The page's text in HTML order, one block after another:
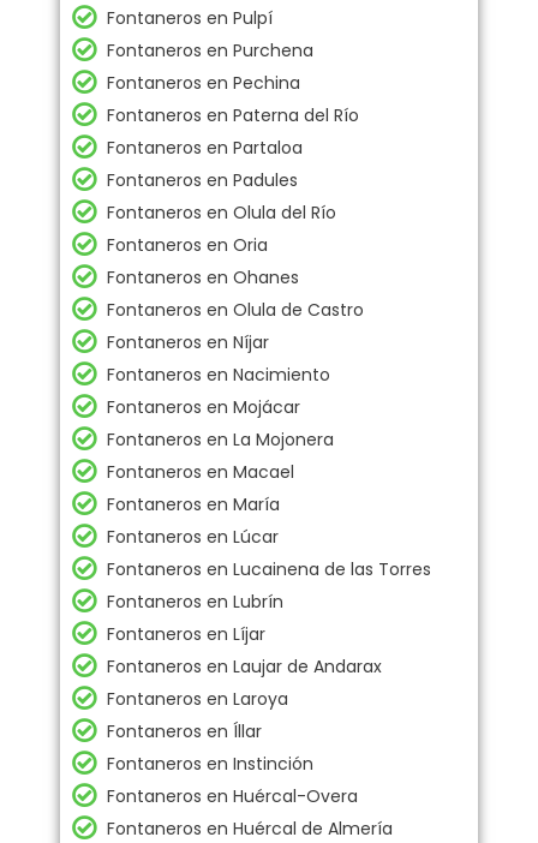
Fontaneros en Pulpí
Fontaneros en Purchena
Fontaneros en Pechina
Fontaneros en Paterna del Río
Fontaneros en Partaloa
Fontaneros en Padules
Fontaneros en Olula del Río
Fontaneros en Oria
Fontaneros en Ohanes
Fontaneros en Olula de Castro
Fontaneros en Níjar
Fontaneros en Nacimiento
Fontaneros en Mojácar
Fontaneros en La Mojonera
Fontaneros en Macael
Fontaneros en María
Fontaneros en Lúcar
Fontaneros en Lucainena de las Torres
Fontaneros en Lubrín
Fontaneros en Líjar
Fontaneros en Laujar de Andarax
Fontaneros en Laroya
Fontaneros en Íllar
Fontaneros en Instinción
Fontaneros en Huércal-Overa
Fontaneros en Huércal de Almería